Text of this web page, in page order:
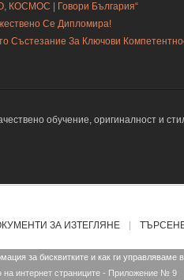
КОСМОС | Говори България“
Се Дипломира!
Състезание За Ключови
обучение, оригиналност и
ЗА ИЗТЕГЛЯНЕ
за бисквитките и как ги управляваме
интернет страниците - Приложение № 9